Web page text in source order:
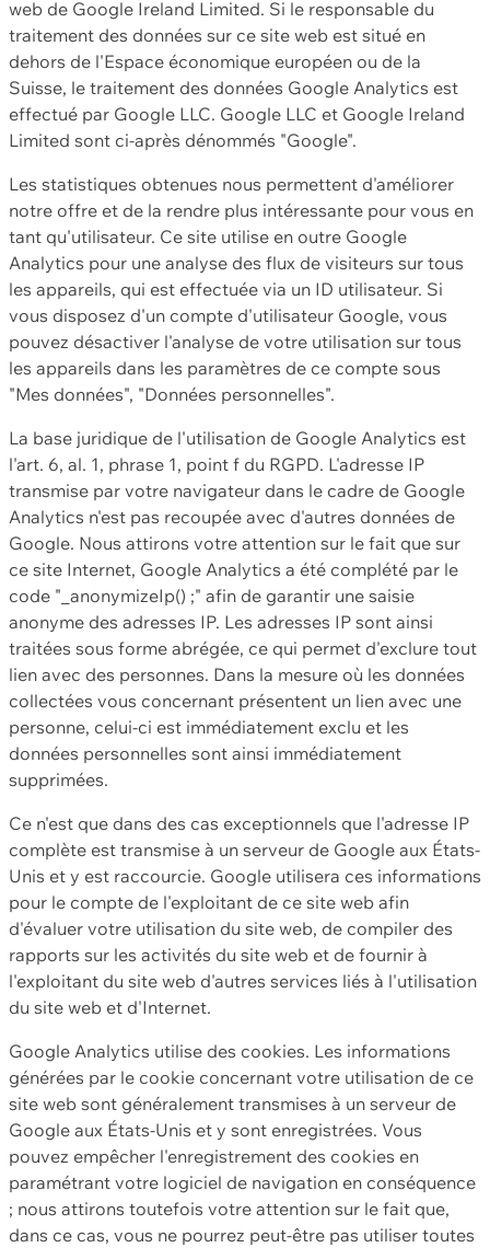
web de Google Ireland Limited. Si le responsable du
traitement des données sur ce site web est situé en
dehors de l'Espace économique européen ou de la
Suisse, le traitement des données Google Analytics est
effectué par Google LLC. Google LLC et Google Ireland
Limited sont ci-après dénommés "Google".
Les statistiques obtenues nous permettent d'améliorer
notre offre et de la rendre plus intéressante pour vous en
tant qu'utilisateur. Ce site utilise en outre Google
Analytics pour une analyse des flux de visiteurs sur tous
les appareils, qui est effectuée via un ID utilisateur. Si
vous disposez d'un compte d'utilisateur Google, vous
pouvez désactiver l'analyse de votre utilisation sur tous
les appareils dans les paramètres de ce compte sous
"Mes données", "Données personnelles".
La base juridique de l'utilisation de Google Analytics est
l'art. 6, al. 1, phrase 1, point f du RGPD. L'adresse IP
transmise par votre navigateur dans le cadre de Google
Analytics n'est pas recoupée avec d'autres données de
Google. Nous attirons votre attention sur le fait que sur
ce site Internet, Google Analytics a été complété par le
code "_anonymizeIp() ;" afin de garantir une saisie
anonyme des adresses IP. Les adresses IP sont ainsi
traitées sous forme abrégée, ce qui permet d'exclure tout
lien avec des personnes. Dans la mesure où les données
collectées vous concernant présentent un lien avec une
personne, celui-ci est immédiatement exclu et les
données personnelles sont ainsi immédiatement
supprimées.
Ce n'est que dans des cas exceptionnels que l'adresse IP
complète est transmise à un serveur de Google aux États-
Unis et y est raccourcie. Google utilisera ces informations
pour le compte de l'exploitant de ce site web afin
d'évaluer votre utilisation du site web, de compiler des
rapports sur les activités du site web et de fournir à
l'exploitant du site web d'autres services liés à l'utilisation
du site web et d'Internet.
Google Analytics utilise des cookies. Les informations
générées par le cookie concernant votre utilisation de ce
site web sont généralement transmises à un serveur de
Google aux États-Unis et y sont enregistrées. Vous
pouvez empêcher l'enregistrement des cookies en
paramétrant votre logiciel de navigation en conséquence
; nous attirons toutefois votre attention sur le fait que,
dans ce cas, vous ne pourrez peut-être pas utiliser toutes